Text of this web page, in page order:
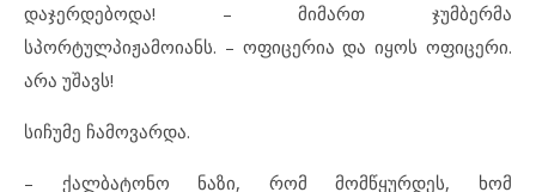
დაჯერდებოდა! – მიმართ ჯუმბერმა
სპორტულპიჟამოიანს. – ოფიცერია და იყოს ოფიცერი.
არა უშავს!
სიჩუმე ჩამოვარდა.
– ქალბატონო ნაზი, რომ მომწყურდეს, ხომ